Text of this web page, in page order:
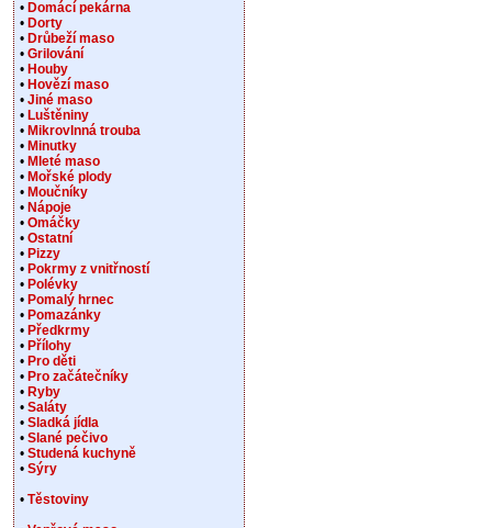
• Domácí pekárna
• Dorty
• Drůbeží maso
• Grilování
• Houby
• Hovězí maso
• Jiné maso
• Luštěniny
• Mikrovlnná trouba
• Minutky
• Mleté maso
• Mořské plody
• Moučníky
• Nápoje
• Omáčky
• Ostatní
• Pizzy
• Pokrmy z vnitřností
• Polévky
• Pomalý hrnec
• Pomazánky
• Předkrmy
• Přílohy
• Pro děti
• Pro začátečníky
• Ryby
• Saláty
• Sladká jídla
• Slané pečivo
• Studená kuchyně
• Sýry
• Těstoviny